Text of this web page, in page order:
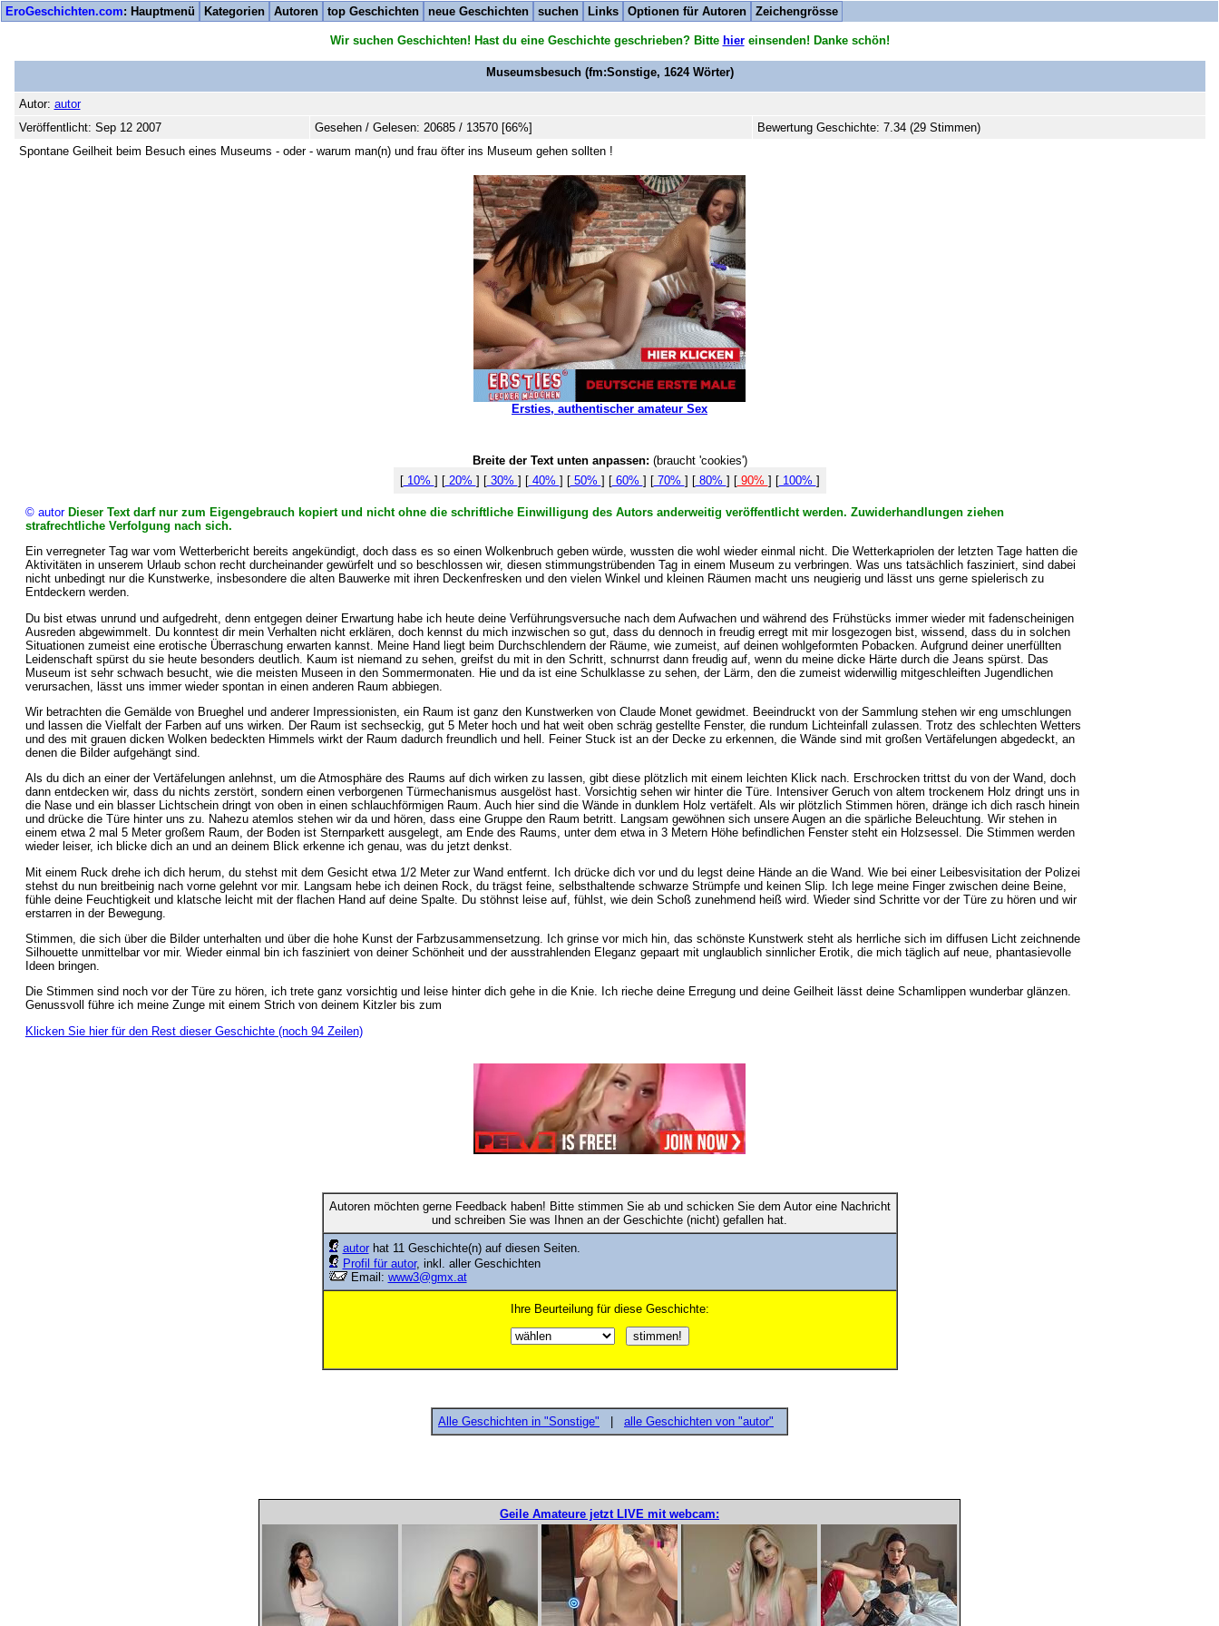
EroGeschichten.com: Hauptmenü Kategorien Autoren top Geschichten neue Geschichten suchen Links Optionen für Autoren Zeichengrösse
Wir suchen Geschichten! Hast du eine Geschichte geschrieben? Bitte hiereinsenden! Danke schön!
Museumsbesuch(fm:Sonstige, 1624Wörter)
Autor: autor
Veröffentlicht: Sep 12 2007
Gesehen / Gelesen: 20685 / 13570 [66%]
Bewertung Geschichte: 7.34 (29 Stimmen)
Spontane Geilheit beim Besuch eines Museums - oder - warum man(n) und frau öfter ins Museum gehen sollten !
Ersties, authentischer amateur Sex
Breite der Text unten anpassen: (braucht 'cookies')
[10% ] [20% ] [30% ] [40% ] [50% ] [60% ] [70% ] [80% ] [90% ] [100% ]
© autor Dieser Text darf nur zum Eigengebrauch kopiert und nicht ohne die schriftliche Einwilligung des Autors anderweitig veröffentlicht werden. Zuwiderhandlungen ziehen
strafrechtliche Verfolgung nach sich.
Ein verregneter Tag war vom Wetterbericht bereits angekündigt, doch dass es so einen Wolkenbruch geben würde, wussten die wohl wieder einmal nicht. Die Wetterkapriolen der letzten Tage hatten die
Aktivitäten in unserem Urlaub schon recht durcheinander gewürfelt und so beschlossen wir, diesen stimmungstrübenden Tag in einem Museum zu verbringen. Was uns tatsächlich fasziniert, sind dabei
nicht unbedingt nur die Kunstwerke, insbesondere die alten Bauwerke mit ihren Deckenfresken und den vielen Winkel und kleinen Räumen macht uns neugierig und lässt uns gerne spielerisch zu
Entdeckern werden.
Du bist etwas unrund und aufgedreht, denn entgegen deiner Erwartung habe ich heute deine Verführungsversuche nach dem Aufwachen und während des Frühstücks immer wieder mit fadenscheinigen
Ausreden abgewimmelt. Du konntest dir mein Verhalten nicht erklären, doch kennst du mich inzwischen so gut, dass du dennoch in freudig erregt mit mir losgezogen bist, wissend, dass du in solchen
Situationen zumeist eine erotische Überraschung erwarten kannst. Meine Hand liegt beim Durchschlendern der Räume, wie zumeist, auf deinen wohlgeformten Pobacken. Aufgrund deiner unerfüllten
Leidenschaft spürst du sie heute besonders deutlich. Kaum ist niemand zu sehen, greifst du mit in den Schritt, schnurrst dann freudig auf, wenn du meine dicke Härte durch die Jeans spürst. Das
Museum ist sehr schwach besucht, wie die meisten Museen in den Sommermonaten. Hie und da ist eine Schulklasse zu sehen, der Lärm, den die zumeist widerwillig mitgeschleiften Jugendlichen
verursachen, lässt uns immer wieder spontan in einen anderen Raum abbiegen.
Wir betrachten die Gemälde von Brueghel und anderer Impressionisten, ein Raum ist ganz den Kunstwerken von Claude Monet gewidmet. Beeindruckt von der Sammlung stehen wir eng umschlungen
und lassen die Vielfalt der Farben auf uns wirken. Der Raum ist sechseckig, gut 5 Meter hoch und hat weit oben schräg gestellte Fenster, die rundum Lichteinfall zulassen. Trotz des schlechten Wetters
und des mit grauen dicken Wolken bedeckten Himmels wirkt der Raum dadurch freundlich und hell. Feiner Stuck ist an der Decke zu erkennen, die Wände sind mit großen Vertäfelungen abgedeckt, an
denen die Bilder aufgehängt sind.
Als du dich an einer der Vertäfelungen anlehnst, um die Atmosphäre des Raums auf dich wirken zu lassen, gibt diese plötzlich mit einem leichten Klick nach. Erschrocken trittst du von der Wand, doch
dann entdecken wir, dass du nichts zerstört, sondern einen verborgenen Türmechanismus ausgelöst hast. Vorsichtig sehen wir hinter die Türe. Intensiver Geruch von altem trockenem Holz dringt uns in
die Nase und ein blasser Lichtschein dringt von oben in einen schlauchförmigen Raum. Auch hier sind die Wände in dunklem Holz vertäfelt. Als wir plötzlich Stimmen hören, dränge ich dich rasch hinein
und drücke die Türe hinter uns zu. Nahezu atemlos stehen wir da und hören, dass eine Gruppe den Raum betritt. Langsam gewöhnen sich unsere Augen an die spärliche Beleuchtung. Wir stehen in
einem etwa 2 mal 5 Meter großem Raum, der Boden ist Sternparkett ausgelegt, am Ende des Raums, unter dem etwa in 3 Metern Höhe befindlichen Fenster steht ein Holzsessel. Die Stimmen werden
wieder leiser, ich blicke dich an und an deinem Blick erkenne ich genau, was du jetzt denkst.
Mit einem Ruck drehe ich dich herum, du stehst mit dem Gesicht etwa 1/2 Meter zur Wand entfernt. Ich drücke dich vor und du legst deine Hände an die Wand. Wie bei einer Leibesvisitation der Polizei
stehst du nun breitbeinig nach vorne gelehnt vor mir. Langsam hebe ich deinen Rock, du trägst feine, selbsthaltende schwarze Strümpfe und keinen Slip. Ich lege meine Finger zwischen deine Beine,
fühle deine Feuchtigkeit und klatsche leicht mit der flachen Hand auf deine Spalte. Du stöhnst leise auf, fühlst, wie dein Schoß zunehmend heiß wird. Wieder sind Schritte vor der Türe zu hören und wir
erstarren in der Bewegung.
Stimmen, die sich über die Bilder unterhalten und über die hohe Kunst der Farbzusammensetzung. Ich grinse vor mich hin, das schönste Kunstwerk steht als herrliche sich im diffusen Licht zeichnende
Silhouette unmittelbar vor mir. Wieder einmal bin ich fasziniert von deiner Schönheit und der ausstrahlenden Eleganz gepaart mit unglaublich sinnlicher Erotik, die mich täglich auf neue, phantasievolle
Ideen bringen.
Die Stimmen sind noch vor der Türe zu hören, ich trete ganz vorsichtig und leise hinter dich gehe in die Knie. Ich rieche deine Erregung und deine Geilheit lässt deine Schamlippen wunderbar glänzen.
Genussvoll führe ich meine Zunge mit einem Strich von deinem Kitzler bis zum
Klicken Sie hier für den Rest dieser Geschichte (noch 94 Zeilen)
Autoren möchten gerne Feedback haben! Bitte stimmen Sie ab und schicken Sie dem Autor eine Nachricht
und schreiben Sie was Ihnen an der Geschichte (nicht) gefallen hat.
autorhat 11 Geschichte(n) auf diesen Seiten.
Profil für autor, inkl. aller Geschichten
Email: www3@gmx.at
Ihre Beurteilung für diese Geschichte:
Alle Geschichten in "Sonstige" alle Geschichten von "autor"
Geile Amateure jetzt LIVE mit webcam: